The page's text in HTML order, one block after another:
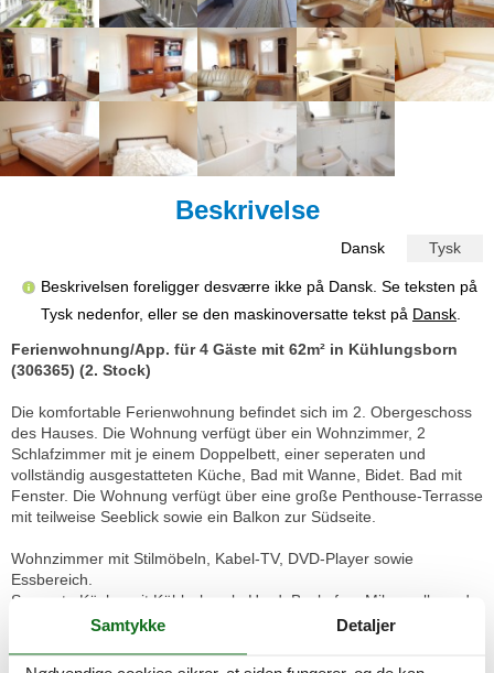
Beskrivelse
Dansk Tysk
Beskrivelsen foreligger desværre ikke på Dansk. Se teksten på
Tysk nedenfor, eller se den maskinoversatte tekst på Dansk
Ferienwohnung/App. für 4 Gäste mit 62m² in Kühlungsborn
(306365) (2. Stock)
Die komfortable Ferienwohnung befindet sich im 2. Obergeschoss
des Hauses. Die Wohnung verfügt über ein Wohnzimmer, 2
Schlafzimmer mit je einem Doppelbett, einer seperaten und
vollständig ausgestatteten Küche, Bad mit Wanne, Bidet. Bad mit
Fenster. Die Wohnung verfügt über eine große Penthouse-Terrasse
mit teilweise Seeblick sowie ein Balkon zur Südseite.
Wohnzimmer mit Stilmöbeln, Kabel-TV, DVD-Player sowie
Essbereich.
Separate Küche mit Kühlschrank, Herd, Backofen, Mikrowelle und
Geschirrspülmaschine, Bad mit Wanne, Waschmaschine und
Samtykke Detaljer